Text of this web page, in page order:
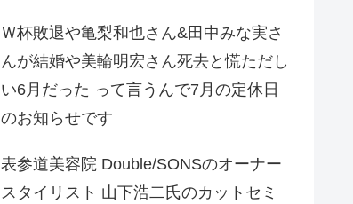
Ｗ杯敗退や亀梨和也さん&田中みな実さ
んが結婚や美輪明宏さん死去と慌ただし
い6月だった って言うんで7月の定休日
のお知らせです
表参道美容院 Double/SONSのオーナー
スタイリスト 山下浩二氏のカットセミ